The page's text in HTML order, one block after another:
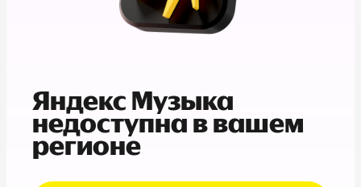
Яндекс Музыка
недоступна в вашем
регионе